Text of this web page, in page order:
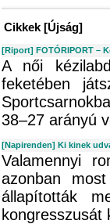
Cikkek [Újság]
[Riport] FOTÓRIPORT –
A női
feketében
38–27 arányú
[Napirenden] Ki kinek
Valamennyi
azonban
állapították
kongresszusát